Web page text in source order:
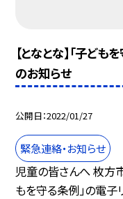
【となとな】「子ども
のお知らせ
公開日 2022/01/27
緊急連絡・お知らせ
児童の皆さんへ 枚方
もを守る条例」の電子